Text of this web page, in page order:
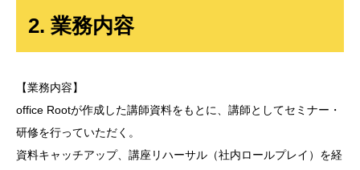
2. 業務内容
【業務内容】
office Rootが作成した講師資料をもとに、講師としてセミナー・
研修を行っていただく。
資料キャッチアップ、講座リハーサル（社内ロールプレイ）を経